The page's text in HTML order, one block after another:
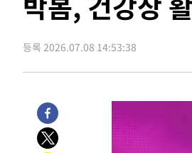
2시간 전 >'낮 최고 39도' 불볕더위…한
2시간 전 >"韓 외환시장 개입 관측 배경
2시간 전 >'월드컵 탈락 후폭풍' 축구협
2시간 전 >
3시간 전 >
[속보]코스닥, 800p 회복
3시간 전 >
등록 2026.07.08 14:53:38